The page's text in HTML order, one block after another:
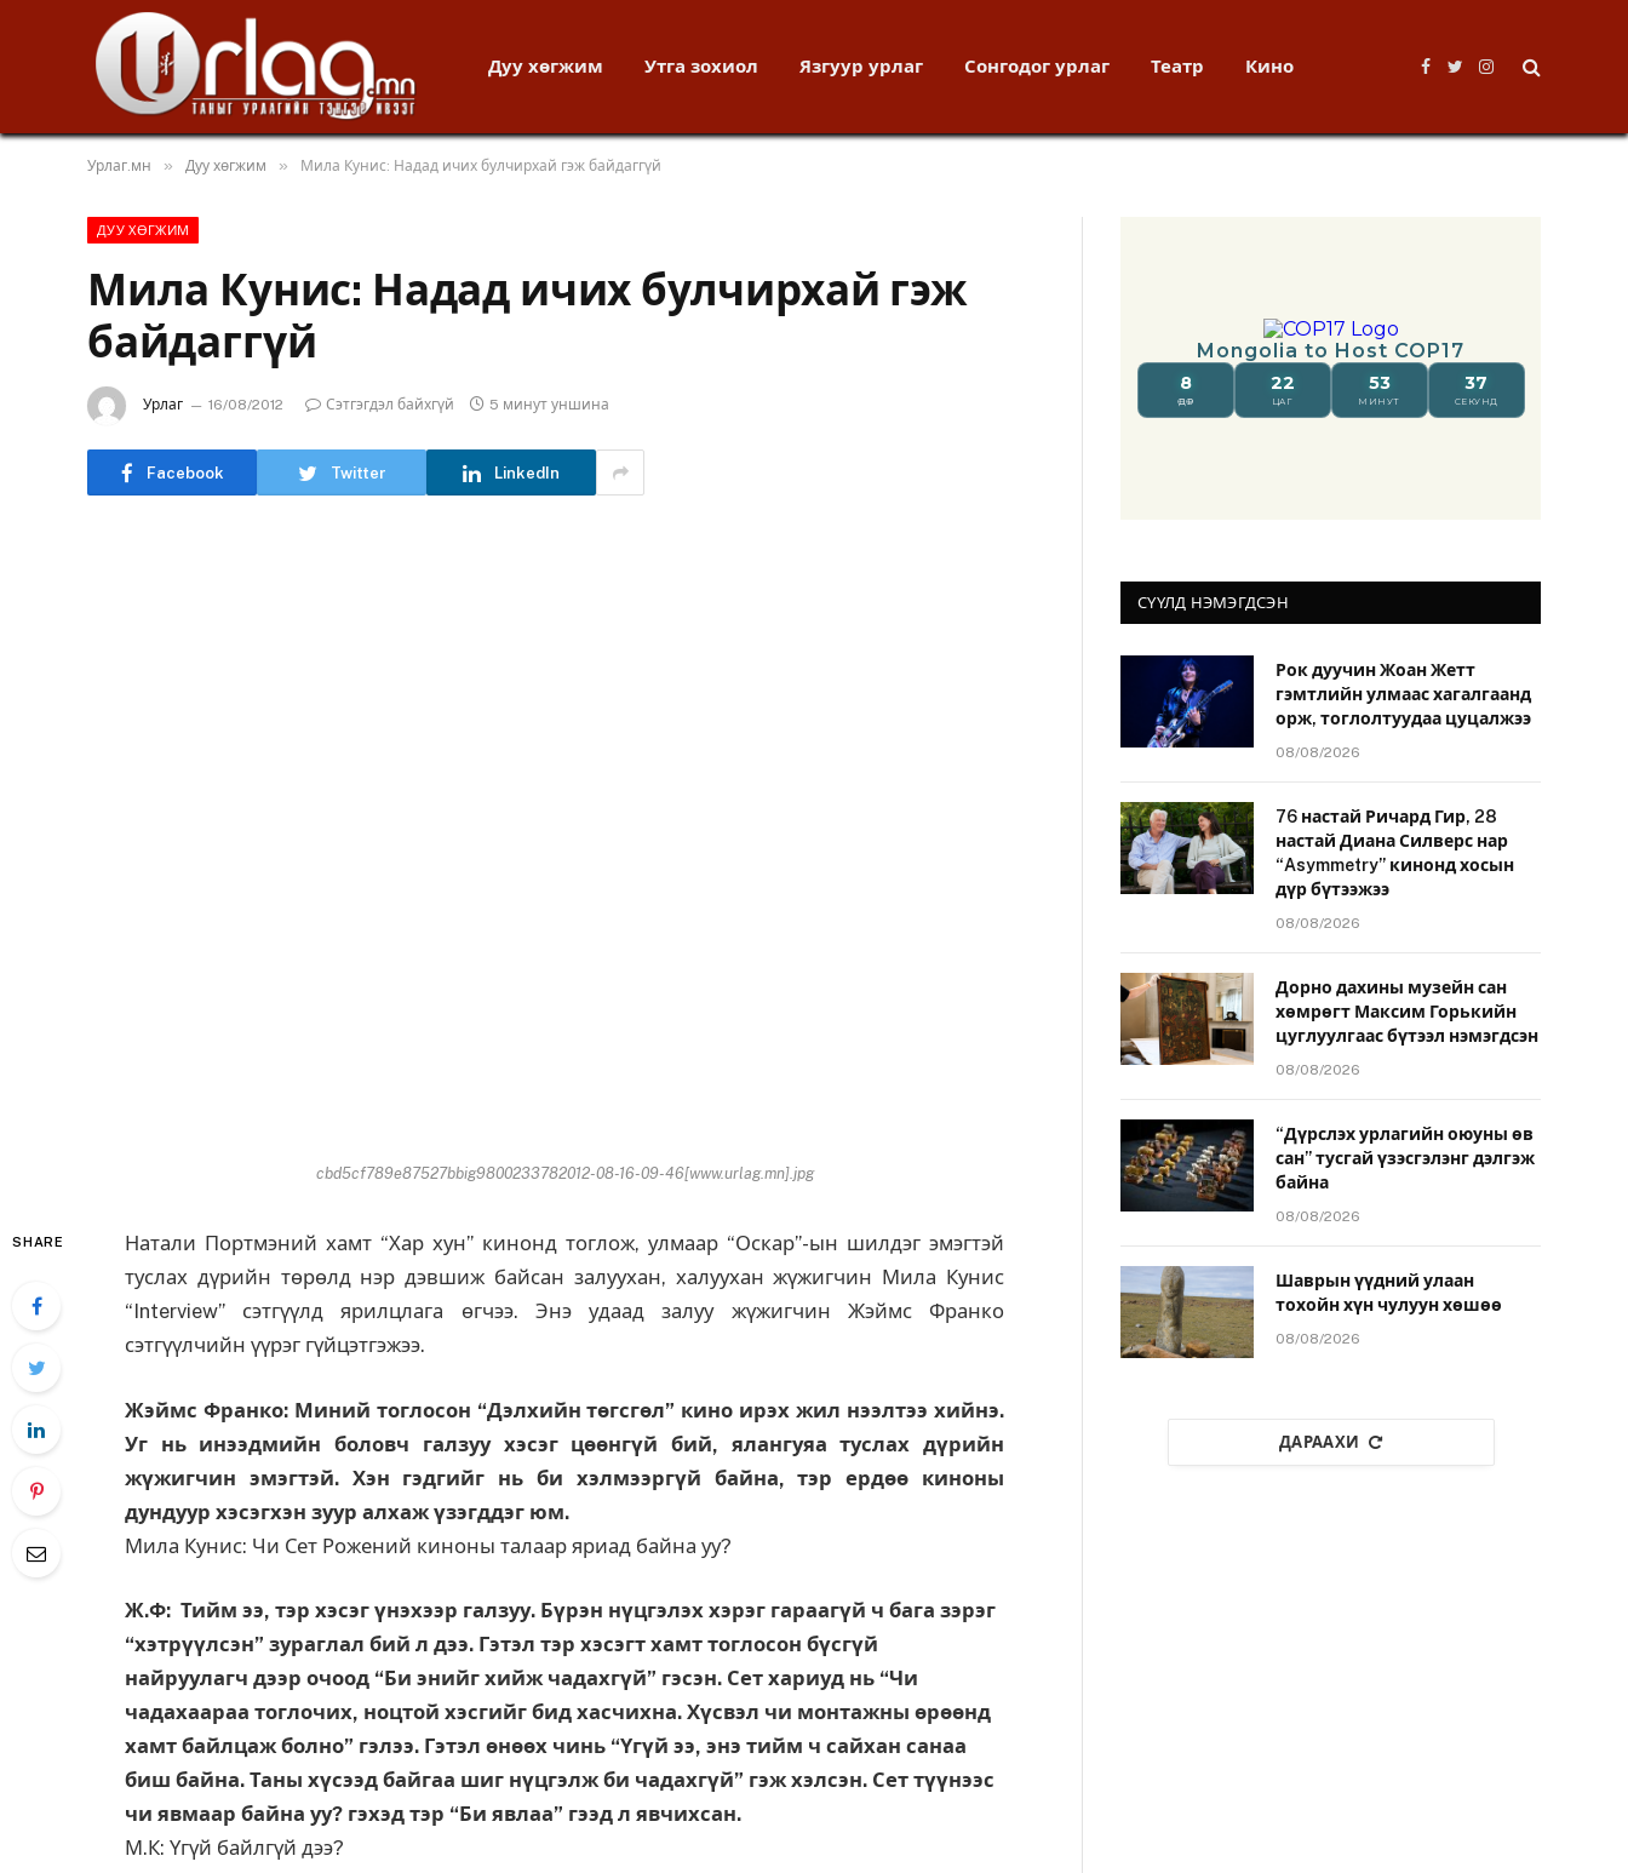
Дуу хөгжим Утга зохиол Язгуур урлаг Сонгодог урлаг Театр Кино
Facebook
TwitterInstagram
Урлаг.мн » Дуу хөгжим » Мила Кунис: Надад ичих булчирхай гэж байдаггүй
ДУУ ХӨГЖИМ
Мила Кунис: Надад ичих булчирхай гэж
байдаггүй
Урлаг 16/08/2012 Сэтгэгдэл байхгүй 5 минут уншина
Facebook Twitter LinkedIn
cbd5cf789e87527bbig9800233782012-08-16-09-46[www.urlag.mn].jpg
SHARE
Натали Портмэний хамт “Хар хун” кинонд тоглож, улмаар “Оскар”-ын шилдэг эмэгтэй
туслах дүрийн төрөлд нэр дэвшиж байсан залуухан, халуухан жүжигчин Мила Кунис
“Interview” сэтгүүлд ярилцлага өгчээ. Энэ удаад залуу жүжигчин Жэймс Франко
сэтгүүлчийн үүрэг гүйцэтгэжээ.
Жэймс Франко: Миний тоглосон “Дэлхийн төгсгөл” кино ирэх жил нээлтээ хийнэ.
Уг нь инээдмийн боловч галзуу хэсэг цөөнгүй бий, ялангуяа туслах дүрийн
жүжигчин эмэгтэй. Хэн гэдгийг нь би хэлмээргүй байна, тэр ердөө киноны
дундуур хэсэгхэн зуур алхаж үзэгддэг юм.
Мила Кунис: Чи Сет Рожений киноны талаар яриад байна уу?
Ж.Ф: Тийм ээ, тэр хэсэг үнэхээр галзуу. Бүрэн нүцгэлэх хэрэг гараагүй ч бага зэрэг
“хэтрүүлсэн” зураглал бий л дээ. Гэтэл тэр хэсэгт хамт тоглосон бүсгүй
найруулагч дээр очоод “Би энийг хийж чадахгүй” гэсэн. Сет хариуд нь “Чи
чадахаараа тоглочих, ноцтой хэсгийг бид хасчихна. Хүсвэл чи монтажны өрөөнд
хамт байлцаж болно” гэлээ. Гэтэл өнөөх чинь “Үгүй ээ, энэ тийм ч сайхан санаа
биш байна. Таны хүсээд байгаа шиг нүцгэлж би чадахгүй” гэж хэлсэн. Сет түүнээс
чи явмаар байна уу? гэхэд тэр “Би явлаа” гээд л явчихсан.
М.К: Үгүй байлгүй дээ?
СҮҮЛД НЭМЭГДСЭН
Рок дуучин Жоан Жетт
гэмтлийн улмаас хагалгаанд
орж, тоглолтуудаа цуцалжээ
08/08/2026
76 настай Ричард Гир, 28
настай Диана Силверс нар
“Asymmetry” кинонд хосын
дүр бүтээжээ
08/08/2026
Дорно дахины музейн сан
хөмрөгт Максим Горькийн
цуглуулгаас бүтээл нэмэгдсэн
08/08/2026
“Дүрслэх урлагийн оюуны өв
сан” тусгай үзэсгэлэнг дэлгэж
байна
08/08/2026
Шаврын үүдний улаан
тохойн хүн чулуун хөшөө
08/08/2026
ДАРААХИ